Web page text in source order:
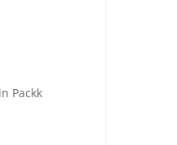
Packk